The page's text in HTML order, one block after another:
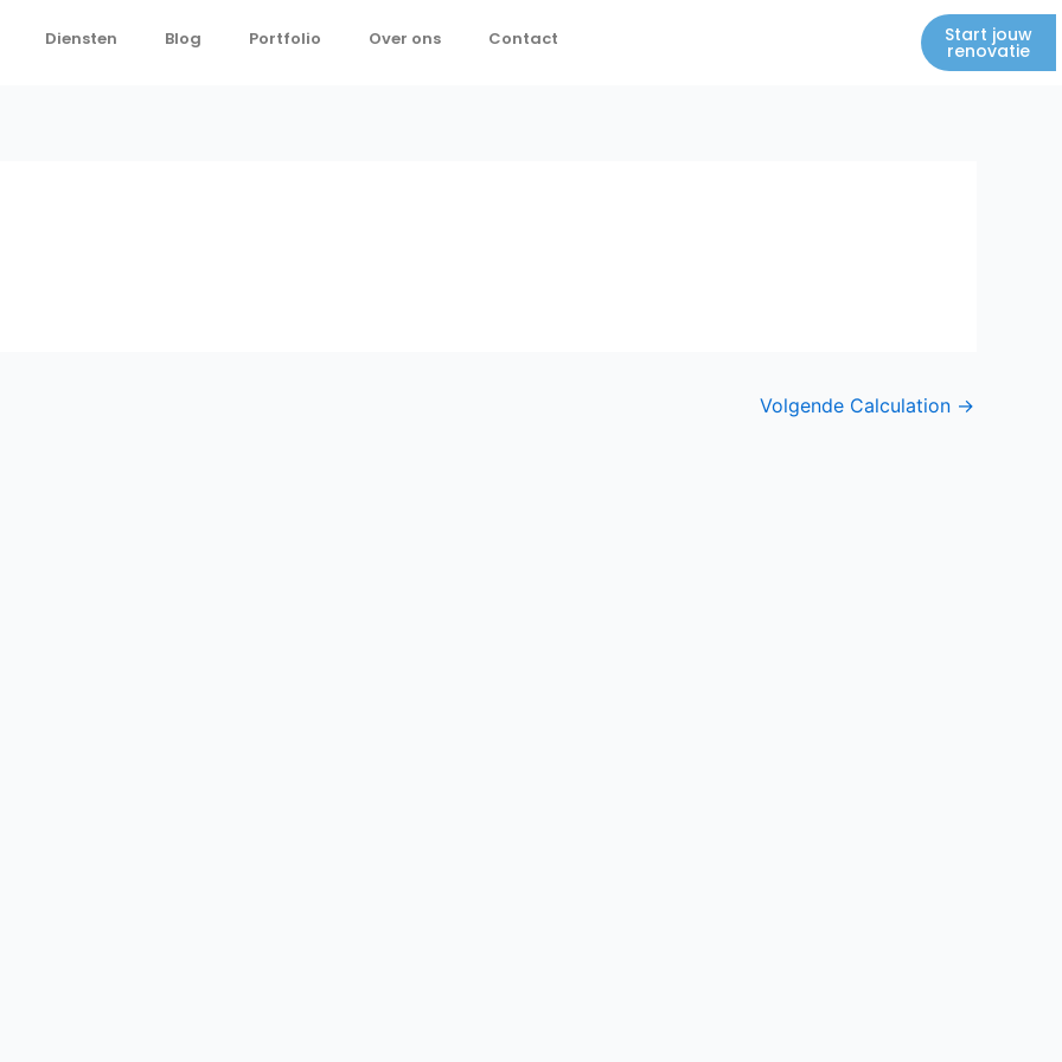
Diensten Blog Portfolio Over ons Contact Start jouw
renovatie
Volgende Calculation →